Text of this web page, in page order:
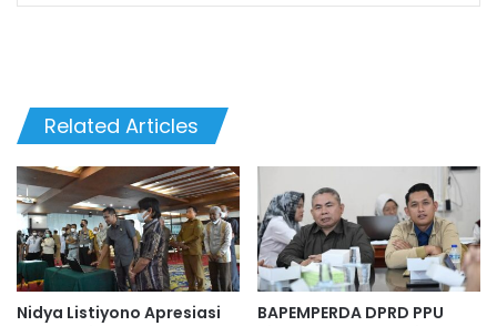
Related Articles
Nidya Listiyono Apresiasi
BAPEMPERDA DPRD PPU